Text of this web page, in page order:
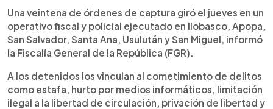
► Escuchar artículo
Una veintena de órdenes de captura giró el jueves en un
operativo fiscal y policial ejecutado en Ilobasco, Apopa,
San Salvador, Santa Ana, Usulután y San Miguel, informó
la Fiscalía General de la República (FGR).
A los detenidos los vinculan al cometimiento de delitos
como estafa, hurto por medios informáticos, limitación
ilegal a la libertad de circulación, privación de libertad y